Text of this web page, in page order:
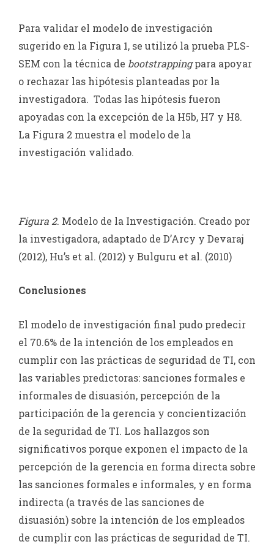
Para validar el modelo de investigación
sugerido en la Figura 1, se utilizó la prueba PLS-
SEM con la técnica de bootstrappingpara apoyar
o rechazar las hipótesis planteadas por la
investigadora. Todas las hipótesis fueron
apoyadas con la excepción de la H5b, H7 y H8.
La Figura 2 muestra el modelo de la
investigación validado.
Figura 2. Modelo de la Investigación. Creado por
la investigadora, adaptado de D’Arcy y Devaraj
(2012), Hu’s et al. (2012) y Bulguru et al. (2010)
Conclusiones
El modelo de investigación final pudo predecir
el 70.6% de la intención de los empleados en
cumplir con las prácticas de seguridad de TI, con
las variables predictoras: sanciones formales e
informales de disuasión, percepción de la
participación de la gerencia y concientización
de la seguridad de TI. Los hallazgos son
significativos porque exponen el impacto de la
percepción de la gerencia en forma directa sobre
las sanciones formales e informales, y en forma
indirecta (a través de las sanciones de
disuasión) sobre la intención de los empleados
de cumplir con las prácticas de seguridad de TI.